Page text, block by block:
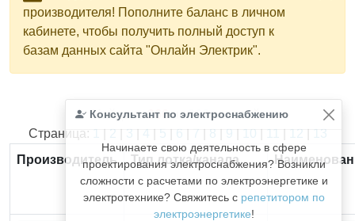
производителя! Пополните баланс в личном
кабинете, чтобы получить полный доступ к
базам данных сайта "Онлайн Электрик".
Консультант по электроснабжению
Начинаете свою деятельность в сфере
проектирования электроснабжения? Возникли
сложности с расчетами по электроэнергетике и
электротехнике? Свяжитесь с репетитором по
электроэнергетике!
Найдено366из366записей.
Страница: 1 | 2 | 3 | 4 | 5 | 6 | 7 | 8 | 9 | 10 | 11 | 12 | 13
Производитель
Тип лотка/канала